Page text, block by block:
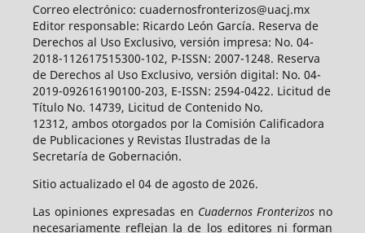
Correo electrónico: cuadernosfronterizos@uacj.mx
Editor responsable: Ricardo León García. Reserva de
Derechos al Uso Exclusivo, versión impresa: No. 04-
2018-112617515300-102, P-ISSN: 2007-1248. Reserva
de Derechos al Uso Exclusivo, versión digital: No. 04-
2019-092616190100-203, E-ISSN: 2594-0422. Licitud de
Título No. 14739, Licitud de Contenido No.
12312, ambos otorgados por la Comisión Calificadora
de Publicaciones y Revistas Ilustradas de la
Secretaría de Gobernación.
Sitio actualizado el 04 de agosto de 2026.
Las opiniones expresadas en Cuadernos Fronterizosno
necesariamente reflejan la de los editores ni forman